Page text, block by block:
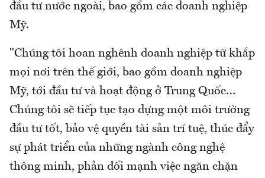
đầu tư nước ngoài, bao gồm các doanh nghiệp
Mỹ.
"Chúng tôi hoan nghênh doanh nghiệp từ khắp
mọi nơi trên thế giới, bao gồm doanh nghiệp
Mỹ, tới đầu tư và hoạt động ở Trung Quốc…
Chúng tôi sẽ tiếp tục tạo dựng một môi trường
đầu tư tốt, bảo vệ quyền tài sản trí tuệ, thúc đẩy
sự phát triển của những ngành công nghệ
thông minh, phản đối mạnh việc ngăn chặn